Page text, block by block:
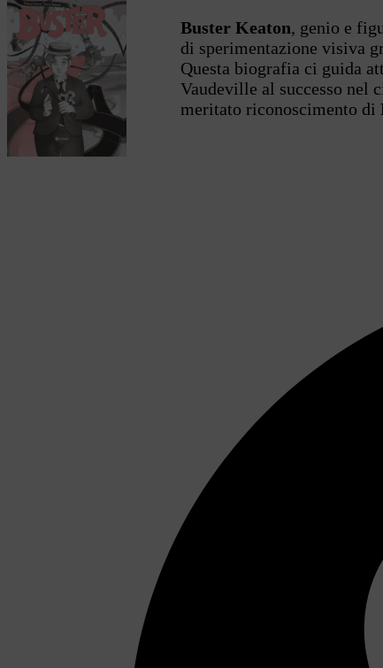
Buster Keaton, genio e
di sperimentazione visiva
Questa biografia ci guida
Vaudeville al successo nel
meritato riconoscimento di